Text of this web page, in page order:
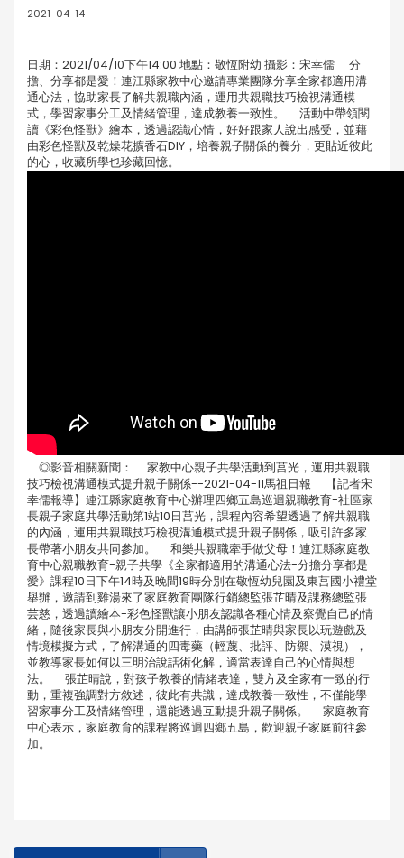
2021-04-14
日期：2021/04/10下午14:00 地點：敬恆附幼 攝影：宋幸儒 分
擔、分享都是愛！連江縣家教中心邀請專業團隊分享全家都適用溝
通心法，協助家長了解共親職內涵，運用共親職技巧檢視溝通模
式，學習家事分工及情緒管理，達成教養一致性。 活動中帶領閱
讀《彩色怪獸》繪本，透過認識心情，好好跟家人說出感受，並藉
由彩色怪獸及乾燥花擴香石DIY，培養親子關係的養分，更貼近彼此
的心，收藏所學也珍藏回憶。
◎影音相關新聞： 家教中心親子共學活動到莒光，運用共親職
技巧檢視溝通模式提升親子關係--2021-04-11馬祖日報 【記者宋
幸儒報導】連江縣家庭教育中心辦理四鄉五島巡迴親職教育-社區家
長親子家庭共學活動第1站10日莒光，課程內容希望透過了解共親職
的內涵，運用共親職技巧檢視溝通模式提升親子關係，吸引許多家
長帶著小朋友共同參加。 和樂共親職牽手做父母！連江縣家庭教
育中心親職教育-親子共學《全家都適用的溝通心法-分擔分享都是
愛》課程10日下午14時及晚間19時分別在敬恆幼兒園及東莒國小禮堂
舉辦，邀請到雞湯來了家庭教育團隊行銷總監張芷晴及課務總監張
芸慈，透過讀繪本-彩色怪獸讓小朋友認識各種心情及察覺自己的情
緒，隨後家長與小朋友分開進行，由講師張芷晴與家長以玩遊戲及
情境模擬方式，了解溝通的四毒藥（輕蔑、批評、防禦、漠視），
並教導家長如何以三明治說話術化解，適當表達自己的心情與想
法。 張芷晴說，對孩子教養的情緒表達，雙方及全家有一致的行
動，重複強調對方敘述，彼此有共識，達成教養一致性，不僅能學
習家事分工及情緒管理，還能透過互動提升親子關係。 家庭教育
中心表示，家庭教育的課程將巡迴四鄉五島，歡迎親子家庭前往參
加。